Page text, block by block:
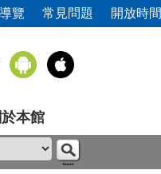
覽 常見問題 開放時間
於本館